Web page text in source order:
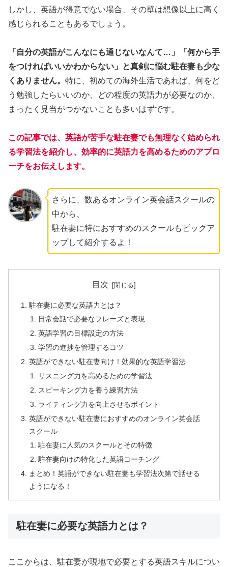
しかし、英語が得意でない場合、その壁は想像以上に高く
感じられることもあるでしょう。
「自分の英語がこんなにも通じないなんて…」「何から手
をつければいいかわからない」と真剣に悩む駐在妻も少な
くありません。 特に、初めての海外生活であれば、何をど
う勉強したらいいのか、どの程度の英語力が必要なのか、
まったく見当がつかないことも多いはずです。
この記事では、英語が苦手な駐在妻でも無理なく始められ
る学習法を紹介し、効率的に英語力を高めるためのアプロ
ーチをお伝えします。
さらに、数あるオンライン英会話スクールの
中から、
駐在妻に特におすすめのスクールもピックア
ップして紹介するよ！
目次
駐在妻に必要な英語力とは？
日常会話で必要なフレーズと表現
英語学習の目標設定の方法
学習の進捗を管理するコツ
英語ができない駐在妻向け！効果的な英語学習法
リスニング力を高めるための学習法
スピーキング力を養う練習方法
ライティング力を向上させるポイント
英語ができない駐在妻におすすめのオンライン英会話
スクール
駐在妻に人気のスクールとその特徴
駐在妻向けの特化した英語コーチング
まとめ！英語ができない駐在妻も学習法次第で話せる
ようになる！
駐在妻に必要な英語力とは？
ここからは、駐在妻が現地で必要とする英語スキルについ